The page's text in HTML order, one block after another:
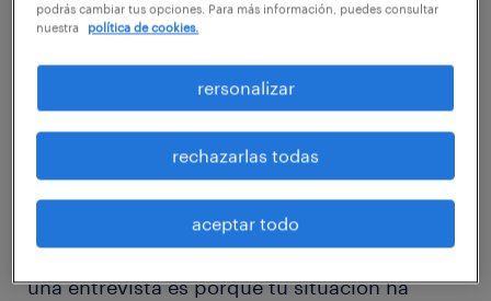
lo que no tiene sentido que te reúnas con un
por las cuales es mejor excusarse
respetuosamente de participar en un
proceso, por ejemplo:
Cambio de circunstancias
Probablemente la mejor razón para rechazar
una entrevista es porque tu situación ha
podrás cambiar tus opciones. Para más información, puedes consultar
nuestra
política de cookies.
rersonalizar
rechazarlas todas
aceptar todo